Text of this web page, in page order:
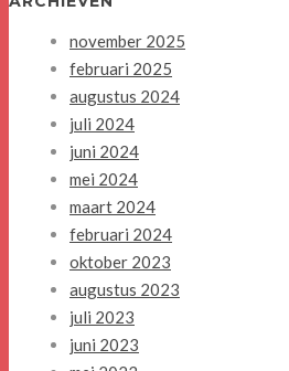
november 2025
februari 2025
augustus 2024
juli 2024
juni 2024
mei 2024
maart 2024
februari 2024
oktober 2023
augustus 2023
juli 2023
juni 2023